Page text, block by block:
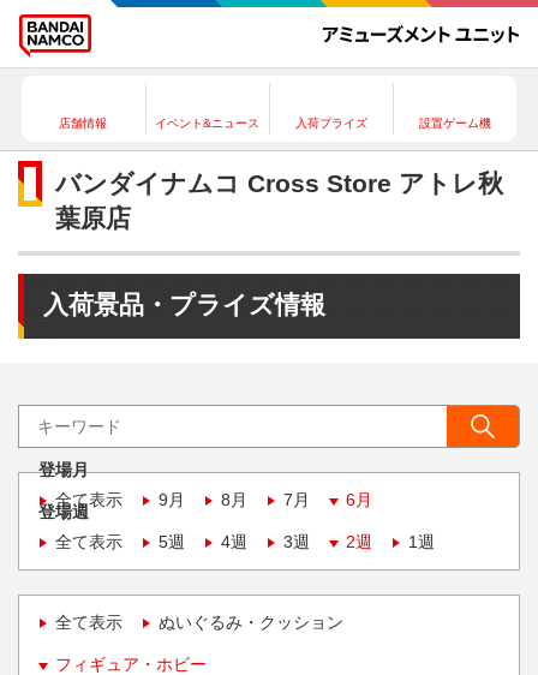
店舗情報 イベント&ニュース 入荷プライズ 設置ゲーム機
バンダイナムコ Cross Store アトレ秋
葉原店
入荷景品・プライズ情報
登場月
全て表示
9月 8月 7月 6月
登場週
全て表示
5週 4週 3週 2週 1週
全て表示 ぬいぐるみ・クッション
フィギュア・ホビー